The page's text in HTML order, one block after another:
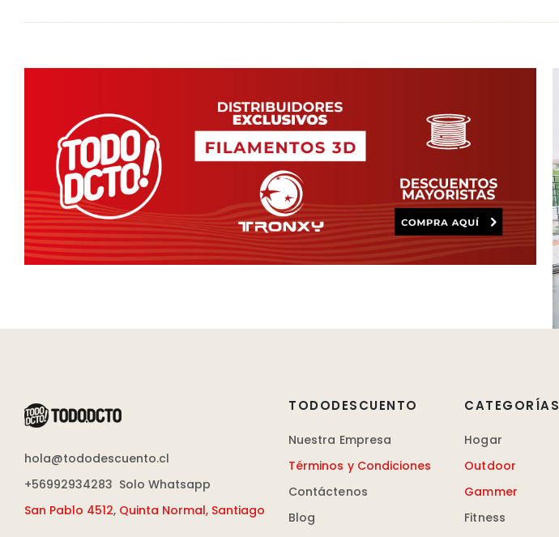
hola@tododescuento.cl
+56992934283 Solo Whatsapp
San Pablo 4512, Quinta Normal, Santiago
TODODESCUENTO
Nuestra Empresa
Términos y Condiciones
Contáctenos
Blog
CATEGORÍAS
Hogar
Outdoor
Gammer
Fitness